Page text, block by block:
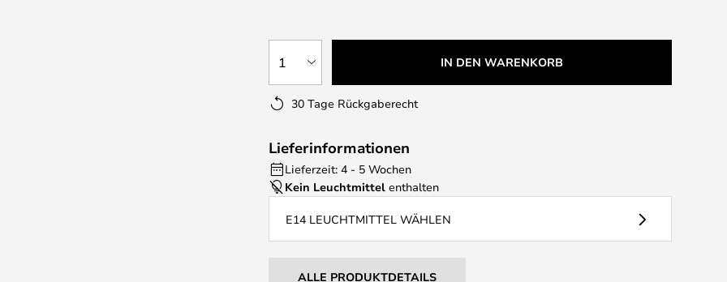
1 IN DEN WARENKORB
30 Tage Rückgaberecht
Lieferinformationen
Lieferzeit: 4 - 5 Wochen
Kein Leuchtmittel enthalten
E14 LEUCHTMITTEL WÄHLEN
ALLE PRODUKTDETAILS